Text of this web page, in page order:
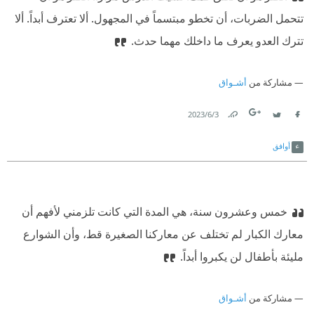
تتحمل الضربات، أن تخطو مبتسماً في المجهول. ألا تعترف أبداً. ألا
تترك العدو يعرف ما داخلك مهما حدث.
مشاركة من أشـواق
3‏/6‏/2023
أوافق
خمس وعشرون سنة، هي المدة التي كانت تلزمني لأفهم أن
معارك الكبار لم تختلف عن معاركنا الصغيرة قط، وأن الشوارع
مليئة بأطفال لن يكبروا أبداً.
مشاركة من أشـواق